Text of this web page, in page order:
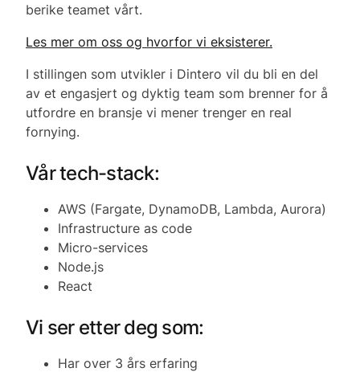
berike teamet vårt.
Les mer om oss og hvorfor vi eksisterer.
I stillingen som utvikler i Dintero vil du bli en del
av et engasjert og dyktig team som brenner for å
utfordre en bransje vi mener trenger en real
fornying.
Vår tech-stack:
AWS (Fargate, DynamoDB, Lambda, Aurora)
Infrastructure as code
Micro-services
Node.js
React
Vi ser etter deg som:
Har over 3 års erfaring